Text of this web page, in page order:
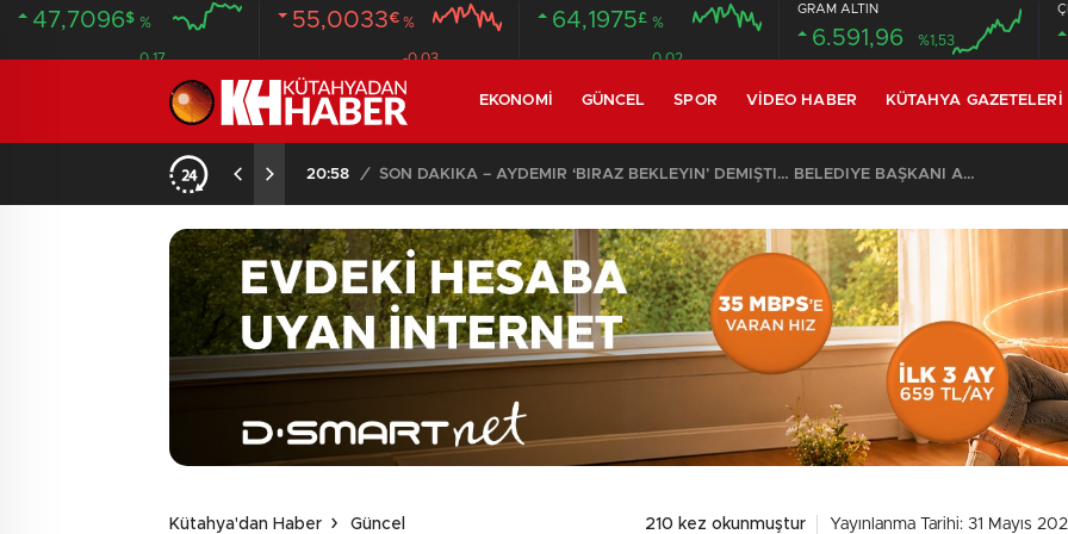
47,7096$ %
0.17
55,0033€ %
-0.03
64,1975£ %
0.02
GRAM ALTIN
6.591,96 %1,53
EKONOMI GÜNCEL SPOR VIDEO HABER KÜTAHYA GAZETELERI
20:58 / SON DAKİKA – AYDEMİR ‘BİRAZ BEKLEYİN’ DEMİŞTİ… BELEDİYE BAŞKANI AK PARTİ’YE GEÇİYOR
Kütahya'dan Haber Güncel 210 kez okunmuştur Yayınlanma Tarihi: 31 Mayıs